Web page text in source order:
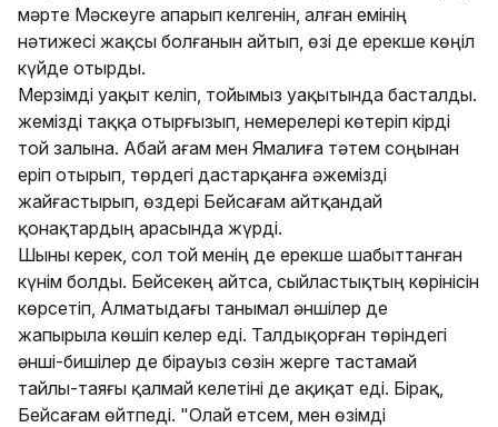
мәрте Мәскеуге апарып келгенін, алған емінің
нәтижесі жақсы болғанын айтып, өзі де ерекше көңіл
күйде отырды.
Мерзімді уақыт келіп, тойымыз уақытында басталды.
Әжемізді таққа отырғызып, немерелері көтеріп кірді
той залына. Абай ағам мен Ямалиға тәтем соңынан
еріп отырып, төрдегі дастарқанға әжемізді
жайғастырып, өздері Бейсағам айтқандай
қонақтардың арасында жүрді.
Шыны керек, сол той менің де ерекше шабыттанған
күнім болды. Бейсекең айтса, сыйластықтың көрінісін
көрсетіп, Алматыдағы танымал әншілер де
жапырыла көшіп келер еді. Талдықорған төріндегі
әнші-бишілер де бірауыз сөзін жерге тастамай
тайлы-таяғы қалмай келетіні де ақиқат еді. Бірақ,
Бейсағам өйтпеді. "Олай етсем, мен өзімді